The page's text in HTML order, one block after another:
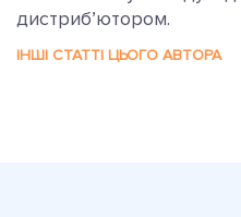
дистриб’ютором.
ІНШІ СТАТТІ ЦЬОГО АВТОРА